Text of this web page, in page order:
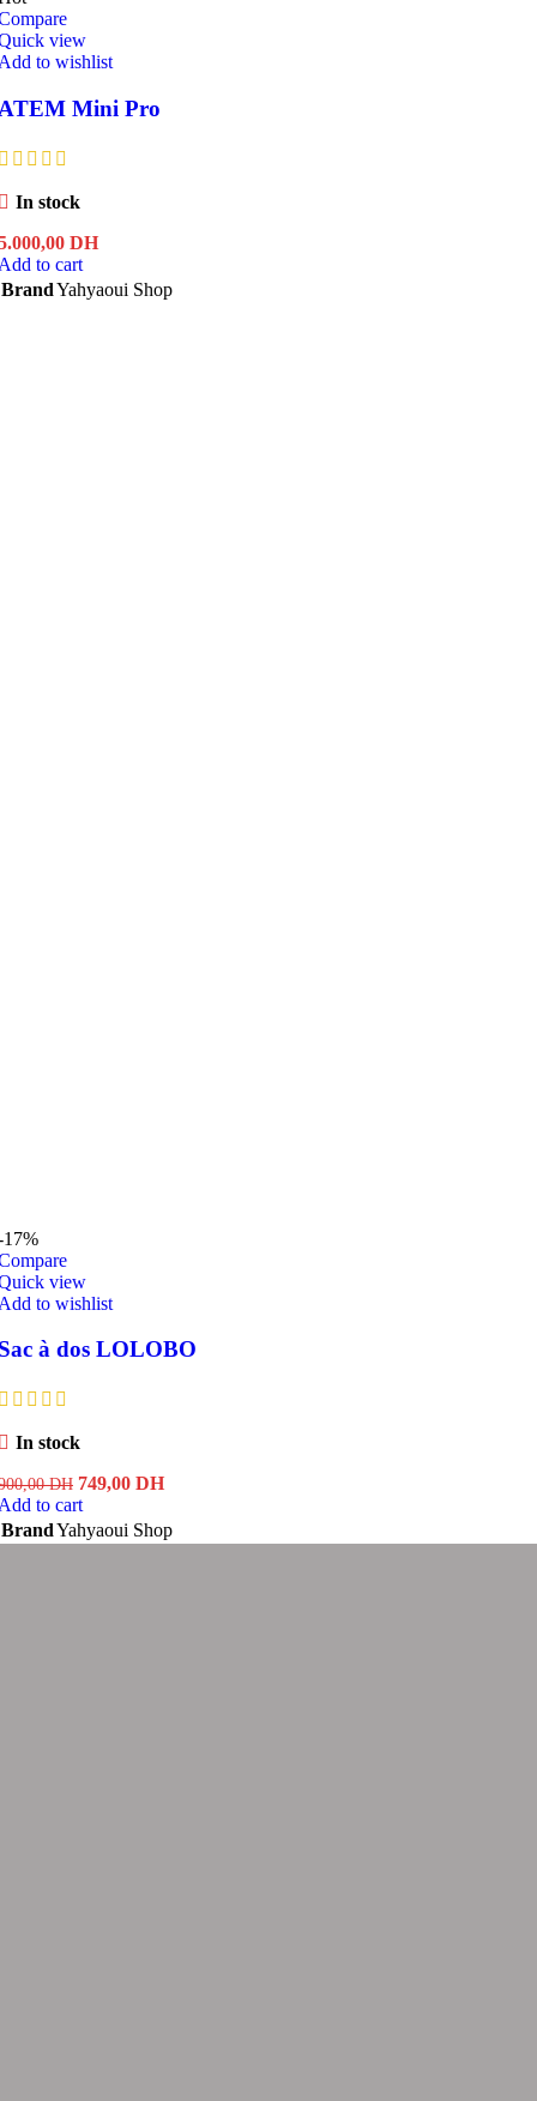
view
to wishlist
Mini Pro
In stock
DH
to cart
BrandYahyaoui Shop
17%
view
to wishlist
à dos LOLOBO
In stock
DH Original
price
was:
900,00 DH.
749,00 DHCurrent
is:
749,00 DH.
to cart
BrandYahyaoui Shop